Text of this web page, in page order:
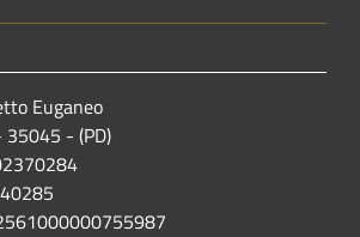
Euganeo
35045 - (PD)